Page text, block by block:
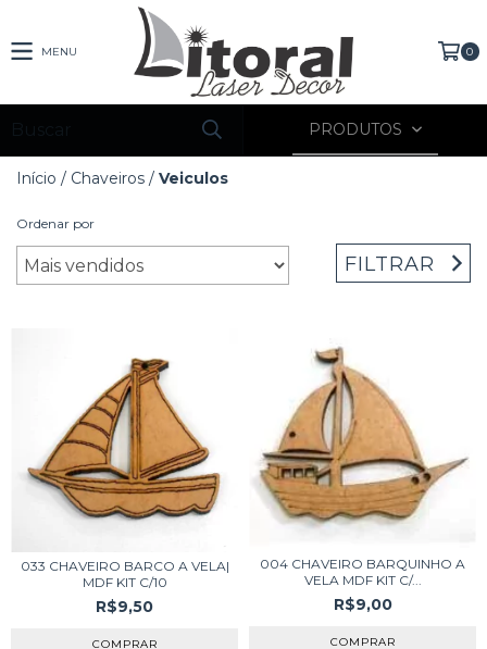
MENU 0
PRODUTOS
Início / Chaveiros / Veiculos
Ordenar por
FILTRAR
033 CHAVEIRO BARCO A VELA|
MDF KIT C/10
R$9,50
004 CHAVEIRO BARQUINHO A
VELA MDF KIT C/...
R$9,00